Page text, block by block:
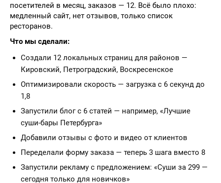
посетителей в месяц, заказов — 12. Всё было плохо:
медленный сайт, нет отзывов, только список
ресторанов.
Что мы сделали:
Создали 12 локальных страниц для районов —
Кировский, Петроградский, Воскресенское
Оптимизировали скорость — загрузка с 6 секунд до
1,8
Запустили блог с 6 статей — например, «Лучшие
суши-бары Петербурга»
Добавили отзывы с фото и видео от клиентов
Переделали форму заказа — теперь 3 шага вместо 8
Запустили рекламу с предложением: «Суши за 299 —
сегодня только для новичков»